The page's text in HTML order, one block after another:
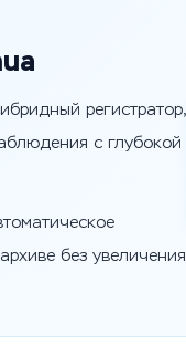
регистратор,
с глубокой
без увеличения